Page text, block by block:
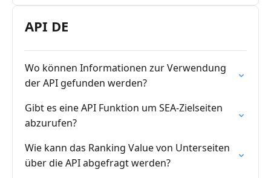
API DE
Wo können Informationen zur Verwendung
der API gefunden werden?
Gibt es eine API Funktion um SEA-Zielseiten
abzurufen?
Wie kann das Ranking Value von Unterseiten
über die API abgefragt werden?